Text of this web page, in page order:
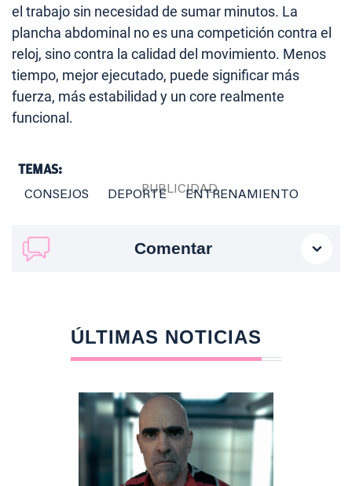
el trabajo sin necesidad de sumar minutos. La
plancha abdominal no es una competición contra el
reloj, sino contra la calidad del movimiento. Menos
tiempo, mejor ejecutado, puede significar más
fuerza, más estabilidad y un core realmente
funcional.
TEMAS:
CONSEJOS DEPORTE ENTRENAMIENTO
Comentar
ÚLTIMAS NOTICIAS